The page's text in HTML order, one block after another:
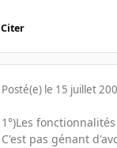
Citer
Posté(e) le 15 juillet
1°)Les
C'est pas génant